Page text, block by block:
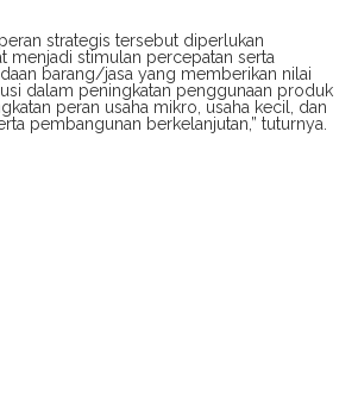
strategis tersebut diperlukan
menjadi stimulan percepatan serta
barang/jasa yang memberikan nilai
dalam peningkatan penggunaan produk
peran usaha mikro, usaha kecil, dan
pembangunan berkelanjutan,” tuturnya.